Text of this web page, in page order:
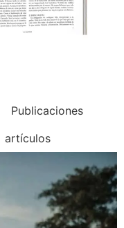
Publicaciones
artículos